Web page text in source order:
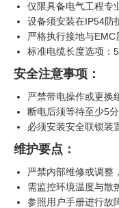
仅限具备电气工程专
设备须安装在IP54防
严格执行接地与EMC
标准电缆长度选项：
安全注意事项：
严禁带电操作或更换
断电后须等待至少5
必须安装安全联锁装
维护要点：
严禁内部维修或调整
需监控环境温度与散
参照用户手册进行故